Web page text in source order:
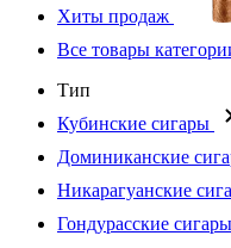
Хиты продаж
Все товары
Тип
Кубинские сигары
Доминиканские
Никарагуанские
Гондурасские сигары